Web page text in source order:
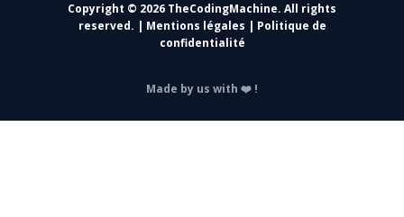
Copyright © 2026 TheCodingMachine. All rights
reserved. | Mentions légales | Politique de
confidentialité
Made by us with ❤️ !